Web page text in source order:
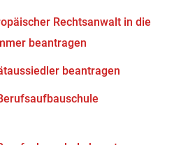
Rechtsanwalt in die
beantragen
beantragen